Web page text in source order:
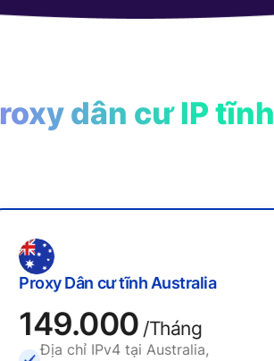
dân cư IP tĩnh
Proxy Dân cư tĩnh Australia
149.000/Tháng
Địa chỉ IPv4 tại Australia,